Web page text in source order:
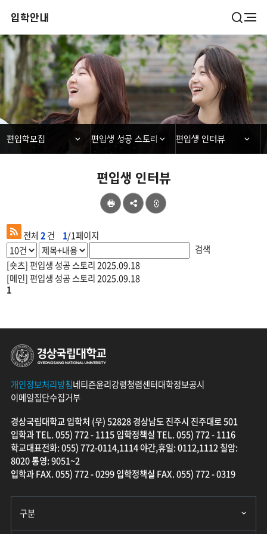
입학안내 검
열
기
전
체
메
뉴
편입학모집
닫힘
편입학모집 닫힘
편입생 성공 스토리 닫힘
편입생 인터뷰
편입생 인터뷰
공
전체2건 1/1페이지
검색
[숏츠] 편입생 성공 스토리2025.09.18
[메인] 편입생 성공 스토리2025.09.18
1
개인정보처리방침네티즌윤리강령청렴센터대학정보공시
이메일집단수집거부
경상국립대학교 입학처 (우) 52828 경상남도 진주시 진주대로 501
입학과 TEL. 055) 772 - 1115 입학정책실 TEL. 055) 772 - 1116
학교대표전화: 055) 772-0114,1114 야간,휴일: 0112,1112 칠암:
8020 통영: 9051~2
입학과 FAX. 055) 772 - 0299 입학정책실 FAX. 055) 772 - 0319
구분